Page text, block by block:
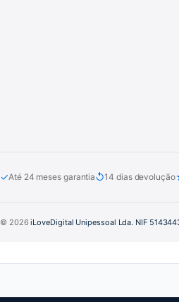
✓Até 24 meses garantia↺14 dias devolução
© 2026iLoveDigital Unipessoal Lda. NIF